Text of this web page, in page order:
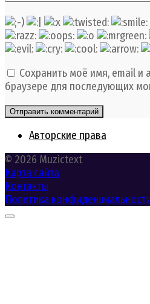
Сохранить моё имя, email и
браузере для последующих
Авторские права
© 2026 Muzictext
Карта сайта
Контакты
Политика